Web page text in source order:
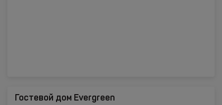
Гостевой дом Evergreen